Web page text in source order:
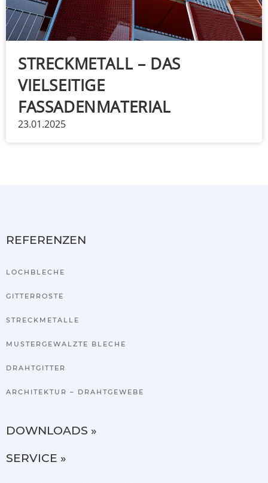
STRECKMETALL – DAS
VIELSEITIGE
FASSADENMATERIAL
23.01.2025
REFERENZEN
LOCHBLECHE
GITTERROSTE
STRECKMETALLE
MUSTERGEWALZTE BLECHE
DRAHTGITTER
ARCHITEKTUR – DRAHTGEWEBE
DOWNLOADS »
SERVICE »